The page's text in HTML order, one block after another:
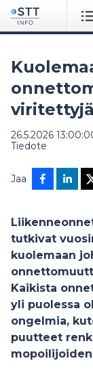
26.5.2026
Tiedote
Jaa
tutkivat
kuolemaan
Kaikista
yli puolessa
ongelmia,
puutteet